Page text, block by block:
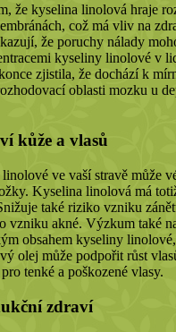
že kyselina linolová hraje
což má vliv na
že poruchy nálady
kyseliny linolové v
zjistila, že dochází k
oblasti mozku u
kůže a vlasů
ve vaší stravě může
Kyselina linolová má
také riziko vzniku
vzniku akné. Výzkum také
obsahem kyseliny
olej může podpořit růst
tenké a poškozené vlasy.
zdraví